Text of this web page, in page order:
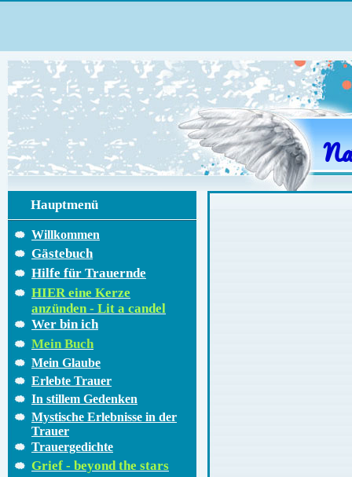
Hauptmenü
Willkommen
Gästebuch
Hilfe für Trauernde
HIER eine Kerze
anzünden - Lit a candel
Wer bin ich
Mein Buch
Mein Glaube
Erlebte Trauer
In stillem Gedenken
Mystische Erlebnisse in der
Trauer
Trauergedichte
Grief - beyond the stars